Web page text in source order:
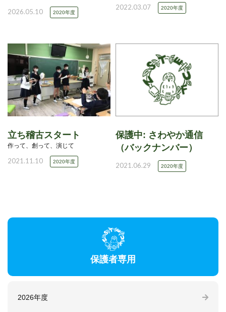
2026.05.10 2020年度
2022.03.07 2020年度
立ち稽古スタート
作って、創って、演じて
2021.11.10 2020年度
保護中: さわやか通信
（バックナンバー）
2021.06.29 2020年度
保護者専用
2026年度